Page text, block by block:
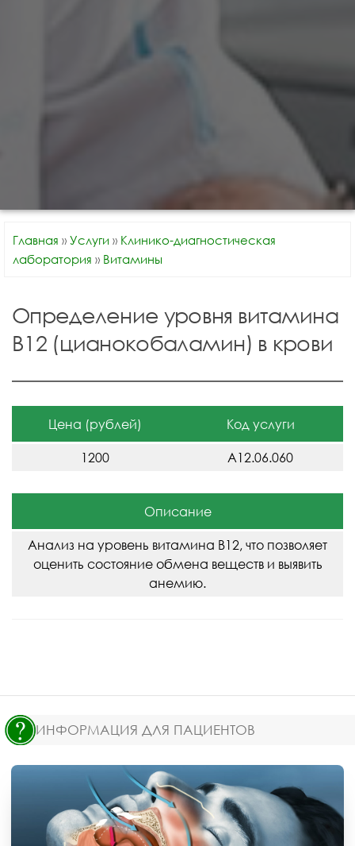
Главная » Услуги » Клинико-диагностическая
лаборатория » Витамины
Определение уровня витамина
B12 (цианокобаламин) в крови
Цена (рублей) Код услуги
1200 A12.06.060
Описание
Анализ на уровень витамина B12, что позволяет
оценить состояние обмена веществ и выявить
анемию.
ИНФОРМАЦИЯ ДЛЯ ПАЦИЕНТОВ